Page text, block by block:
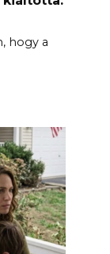
hogy a